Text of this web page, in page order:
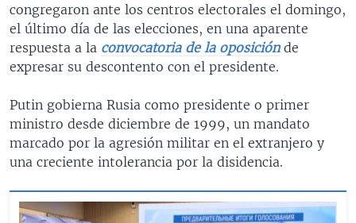
congregaron ante los centros electorales el domingo,
el último día de las elecciones, en una aparente
respuesta a la convocatoria de la oposiciónde
expresar su descontento con el presidente.
Putin gobierna Rusia como presidente o primer
ministro desde diciembre de 1999, un mandato
marcado por la agresión militar en el extranjero y
una creciente intolerancia por la disidencia.